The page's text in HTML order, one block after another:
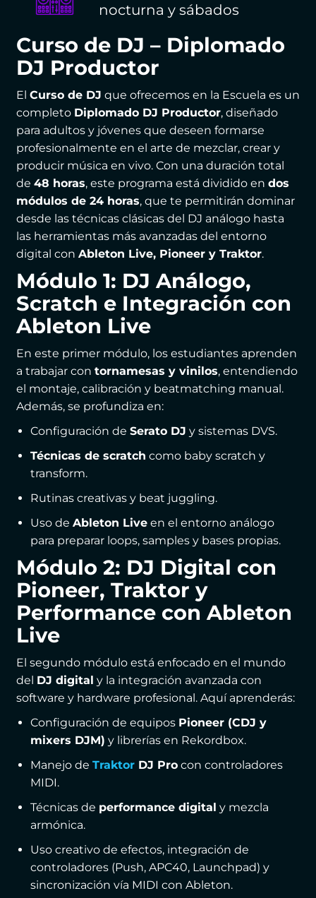
nocturna y sábados
Curso de DJ – Diplomado
DJ Productor
El Curso de DJ que ofrecemos en la Escuela es un
completo Diplomado DJ Productor, diseñado
para adultos y jóvenes que deseen formarse
profesionalmente en el arte de mezclar, crear y
producir música en vivo. Con una duración total
de 48 horas, este programa está dividido en dos
módulos de 24 horas, que te permitirán dominar
desde las técnicas clásicas del DJ análogo hasta
las herramientas más avanzadas del entorno
digital con Ableton Live, Pioneer y Traktor.
Módulo 1: DJ Análogo,
Scratch e Integración con
Ableton Live
En este primer módulo, los estudiantes aprenden
a trabajar con tornamesas y vinilos, entendiendo
el montaje, calibración y beatmatching manual.
Además, se profundiza en:
Configuración de Serato DJ y sistemas DVS.
Técnicas de scratch como baby scratch y
transform.
Rutinas creativas y beat juggling.
Uso de Ableton Live en el entorno análogo
para preparar loops, samples y bases propias.
Módulo 2: DJ Digital con
Pioneer, Traktor y
Performance con Ableton
Live
El segundo módulo está enfocado en el mundo
del DJ digital y la integración avanzada con
software y hardware profesional. Aquí aprenderás:
Configuración de equipos Pioneer (CDJ y
mixers DJM) y librerías en Rekordbox.
Manejo de Traktor DJ Pro con controladores
MIDI.
Técnicas de performance digital y mezcla
armónica.
Uso creativo de efectos, integración de
controladores (Push, APC40, Launchpad) y
sincronización vía MIDI con Ableton.